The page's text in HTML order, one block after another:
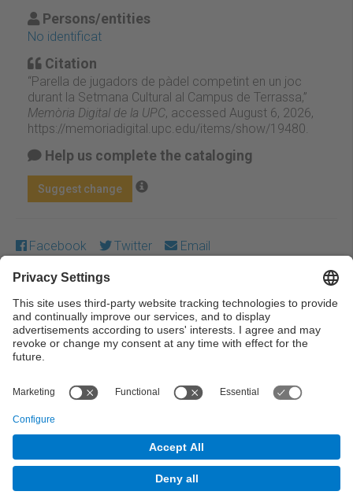
Persons/entities
No identificat
Citation
“Parella de jugadors de pàdel competint en un joc
durant la Setmana Cultural al Campus de Terrassa,”
Memòria Digital de la UPC, accessed August 6, 2026,
https://memoriadigital.upc.edu/items/show/19480
Help us complete the cataloging
Suggest change
Facebook Twitter Email
Except where otherwise noted, content on this work is
licensed under a Creative Commons license:Attribution-
NonCommercial-NoDerivs 3.0 Spain
© UPC Universitat Politècnica de Catalunya ·